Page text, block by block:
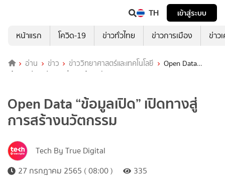
TH
เข้าสู่ระบบ
หน้าแรก
โควิด-19 ข่าวทั่วไทย ข่าวการเมือง ข่าว
อ่าน ข่าว ข่าววิทยาศาสตร์และเทคโนโลยี
Open Data
“ข้อมูลเปิด” เปิดทางสู่การสร้างนวัตกรรม
Open Data “ข้อมูลเปิด” เปิดทางสู่
การสร้างนวัตกรรม
Tech By True Digital
27 กรกฎาคม 2565 ( 08:00 )
335